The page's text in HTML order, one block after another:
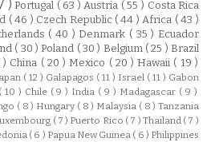
)Portugal ( 63 ) Austria ( 55 ) Costa Rica
( 46 ) Czech Republic ( 44 ) Africa ( 43 )
( 40 )Denmark ( 35 ) Ecuador
( 30 )Poland ( 30 ) Belgium ( 25 )Brazil
) China ( 20 ) Mexico ( 20 )Hawaii ( 19 )
( 12 ) Galapagos ( 11 ) Israel ( 11 ) Gabon
( 10 ) Chile ( 9 ) India ( 9 ) Madagascar ( 9 )
( 8 ) Hungary ( 8 ) Malaysia ( 8 ) Tanzania
( 7 ) Puerto Rico ( 7 ) Thailand ( 7 )
( 6 ) Papua New Guinea ( 6 ) Philippines